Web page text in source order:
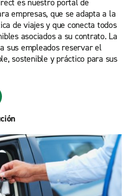
es nuestro portal de
empresas, que se adapta a la
de viajes y que conecta todos
asociados a su contrato. La
sus empleados reservar el
sostenible y práctico para sus